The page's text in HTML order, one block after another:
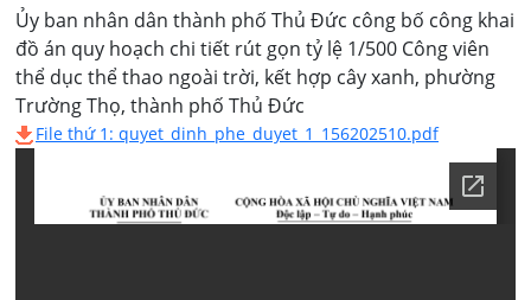
Ủy ban nhân dân thành phố Thủ Đức công bố công khai
đồ án quy hoạch chi tiết rút gọn tỷ lệ 1/500 Công viên
thể dục thể thao ngoài trời, kết hợp cây xanh, phường
Trường Thọ, thành phố Thủ Đức
File thứ 1: quyet_dinh_phe_duyet_1_156202510.pdf